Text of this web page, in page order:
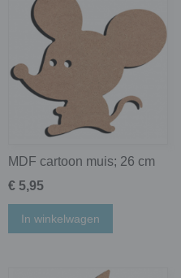
MDF cartoon muis; 26 cm
€ 5,95
In winkelwagen